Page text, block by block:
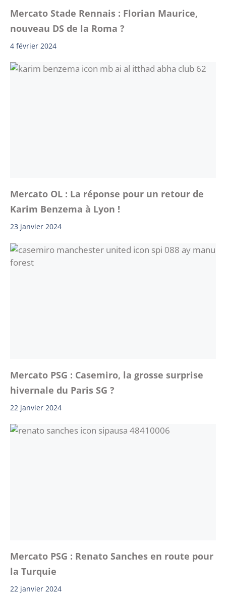
Mercato Stade Rennais : Florian Maurice,
nouveau DS de la Roma ?
4 février 2024
Mercato OL : La réponse pour un retour de
Karim Benzema à Lyon !
23 janvier 2024
Mercato PSG : Casemiro, la grosse surprise
hivernale du Paris SG ?
22 janvier 2024
Mercato PSG : Renato Sanches en route pour
la Turquie
22 janvier 2024